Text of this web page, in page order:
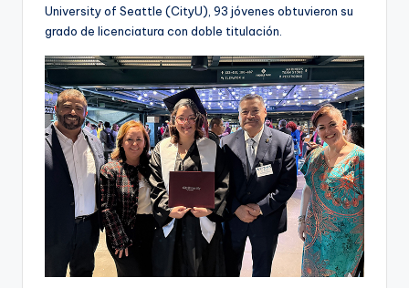
University of Seattle (CityU), 93 jóvenes obtuvieron su
grado de licenciatura con doble titulación.